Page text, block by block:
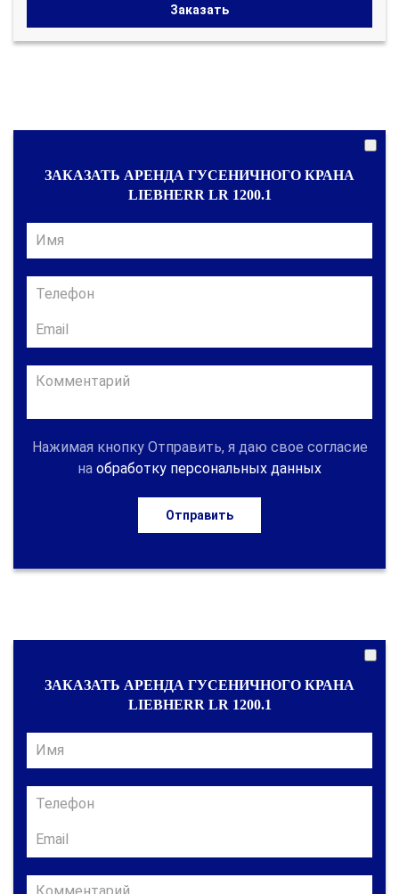
Заказать
ЗАКАЗАТЬ АРЕНДА ГУСЕНИЧНОГО КРАНА
LIEBHERR LR 1200.1
Нажимая кнопку Отправить, я даю свое согласие
на обработку персональных данных
Отправить
ЗАКАЗАТЬ АРЕНДА ГУСЕНИЧНОГО КРАНА
LIEBHERR LR 1200.1